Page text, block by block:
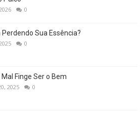
0
Perdendo Sua Essência?
0
Finge Ser o Bem
2025 0